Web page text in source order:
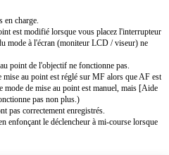
en charge.
est modifié lorsque vous placez l'interrupteur
mode à l'écran (moniteur LCD / viseur) ne
point de l'objectif ne fonctionne pas.
au point est réglé sur MF alors que AF est
mode de mise au point est manuel, mais [Aide
pas non plus.)
pas correctement enregistrés.
enfonçant le déclencheur à mi-course lorsque